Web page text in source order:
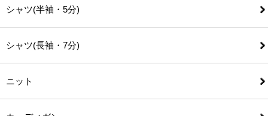
シャツ(半袖・5分)
シャツ(長袖・7分)
ニット